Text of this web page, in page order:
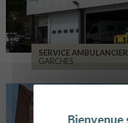
SERVICE AMBULANCIER
GARCHES